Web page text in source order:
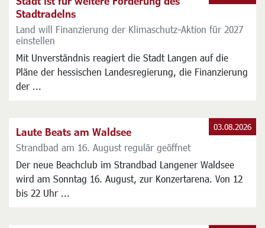
Stadtradelns
Land will Finanzierung der Klimaschutz-Aktion für 2027
einstellen
Mit Unverständnis reagiert die Stadt Langen auf die
Pläne der hessischen Landesregierung, die Finanzierung
der ...
Laute Beats am Waldsee
Strandbad am 16. August regulär geöffnet
Der neue Beachclub im Strandbad Langener Waldsee
wird am Sonntag 16. August, zur Konzertarena. Von 12
bis 22 Uhr ...
03.08.2026